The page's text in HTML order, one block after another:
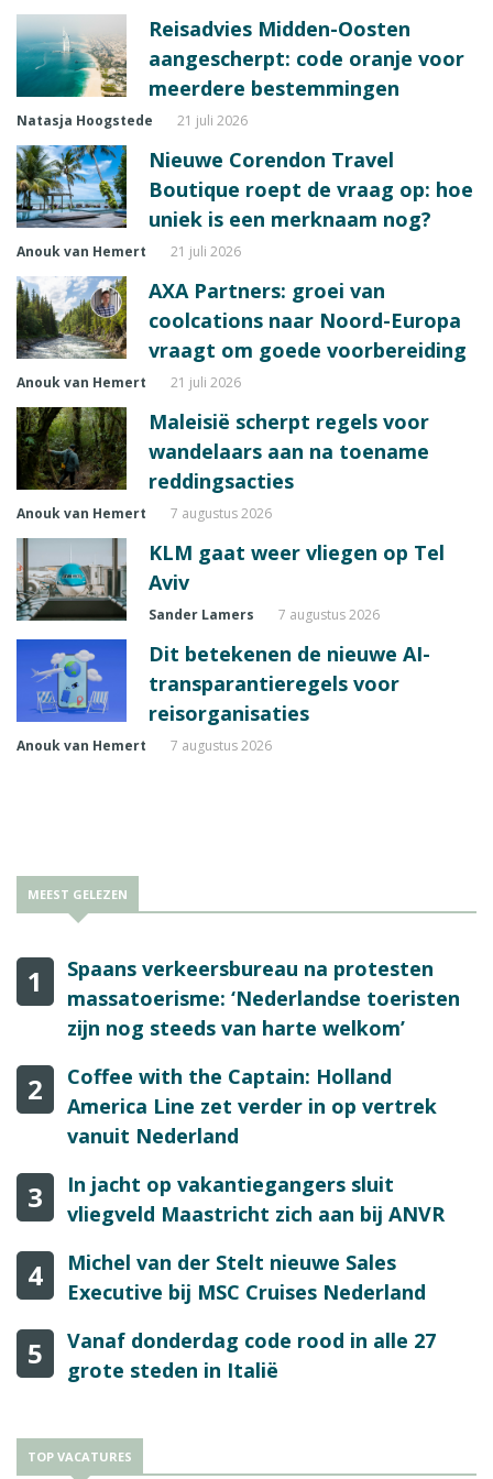
Reisadvies Midden-Oosten
aangescherpt: code oranje voor
meerdere bestemmingen
Natasja Hoogstede 21 juli 2026
Nieuwe Corendon Travel
Boutique roept de vraag op: hoe
uniek is een merknaam nog?
Anouk van Hemert 21 juli 2026
AXA Partners: groei van
coolcations naar Noord-Europa
vraagt om goede voorbereiding
Anouk van Hemert 21 juli 2026
Maleisië scherpt regels voor
wandelaars aan na toename
reddingsacties
Anouk van Hemert 7 augustus 2026
KLM gaat weer vliegen op Tel
Aviv
Sander Lamers 7 augustus 2026
Dit betekenen de nieuwe AI-
transparantieregels voor
reisorganisaties
Anouk van Hemert 7 augustus 2026
MEEST GELEZEN
1
Spaans verkeersbureau na protesten
massatoerisme: ‘Nederlandse toeristen
zijn nog steeds van harte welkom’
2
Coffee with the Captain: Holland
America Line zet verder in op vertrek
vanuit Nederland
3
In jacht op vakantiegangers sluit
vliegveld Maastricht zich aan bij ANVR
4
Michel van der Stelt nieuwe Sales
Executive bij MSC Cruises Nederland
5
Vanaf donderdag code rood in alle 27
grote steden in Italië
TOP VACATURES